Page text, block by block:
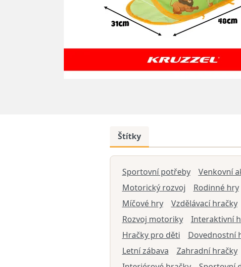
Štítky
Sportovní potřeby Venkovní
Motorický rozvoj
Rodinné hry
Míčové hry
Vzdělávací hračky
Rozvoj motoriky
Interaktivní
Hračky pro děti
Dovednostní
Letní zábava
Zahradní hračky